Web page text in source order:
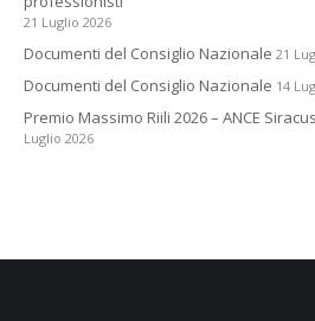
21 Luglio 2026
Documenti del Consiglio Nazionale 21
Documenti del Consiglio Nazionale 14
Premio Massimo Riili 2026 – ANCE
Luglio 2026